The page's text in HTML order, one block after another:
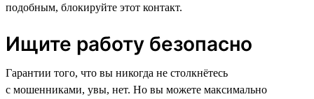
подобным, блокируйте этот контакт.
Ищите работу безопасно
Гарантии того, что вы никогда не столкнётесь
с мошенниками, увы, нет. Но вы можете максимально